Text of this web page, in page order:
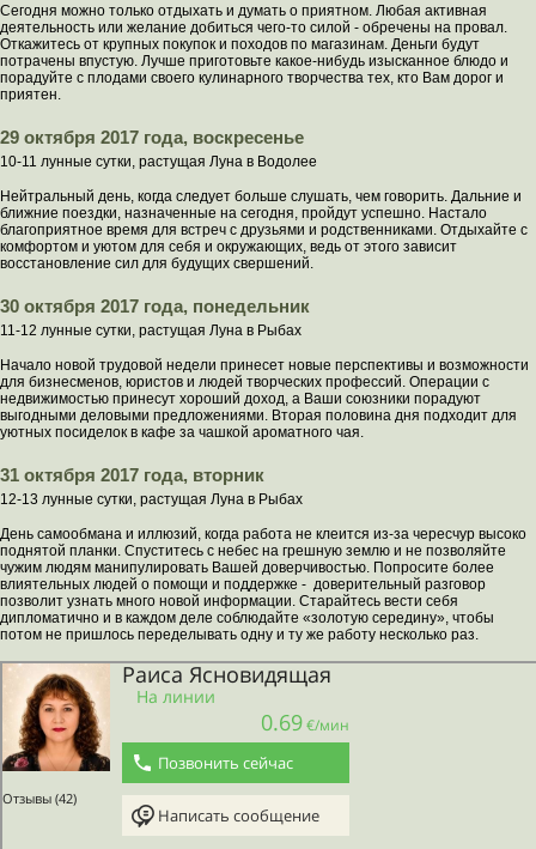
Сегодня можно только отдыхать и думать о приятном. Любая активная
деятельность или желание добиться чего-то силой - обречены на провал.
Откажитесь от крупных покупок и походов по магазинам. Деньги будут
потрачены впустую. Лучше приготовьте какое-нибудь изысканное блюдо и
порадуйте с плодами своего кулинарного творчества тех, кто Вам дорог и
приятен.
29 октября 2017 года, воскресенье
10-11 лунные сутки, растущая Луна в Водолее
Нейтральный день, когда следует больше слушать, чем говорить. Дальние и
ближние поездки, назначенные на сегодня, пройдут успешно. Настало
благоприятное время для встреч с друзьями и родственниками. Отдыхайте с
комфортом и уютом для себя и окружающих, ведь от этого зависит
восстановление сил для будущих свершений.
30 октября 2017 года, понедельник
11-12 лунные сутки, растущая Луна в Рыбах
Начало новой трудовой недели принесет новые перспективы и возможности
для бизнесменов, юристов и людей творческих профессий. Операции с
недвижимостью принесут хороший доход, а Ваши союзники порадуют
выгодными деловыми предложениями. Вторая половина дня подходит для
уютных посиделок в кафе за чашкой ароматного чая.
31 октября 2017 года, вторник
12-13 лунные сутки, растущая Луна в Рыбах
День самообмана и иллюзий, когда работа не клеится из-за чересчур высоко
поднятой планки. Спуститесь с небес на грешную землю и не позволяйте
чужим людям манипулировать Вашей доверчивостью. Попросите более
влиятельных людей о помощи и поддержке - доверительный разговор
позволит узнать много новой информации. Старайтесь вести себя
дипломатично и в каждом деле соблюдайте «золотую середину», чтобы
потом не пришлось переделывать одну и ту же работу несколько раз.